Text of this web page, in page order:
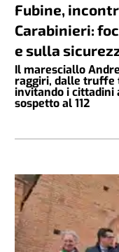
Fubine,
Carabinieri:
e sulla
Il maresciallo
raggiri, dalle truffe
invitando i cittadini
sospetto al 112